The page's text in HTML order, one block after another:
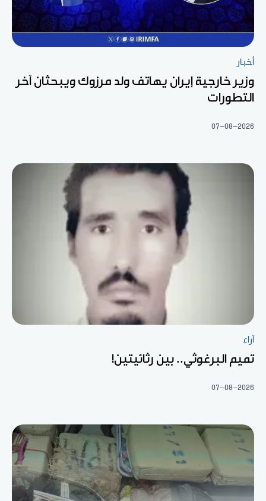
أخبار
وزير خارجية إيران يهاتف ولد مرزوك ويبحثان آخر
التطورات
07-08-2026
آراء
تميم البرغوثي.. بين رثائيتين!
07-08-2026